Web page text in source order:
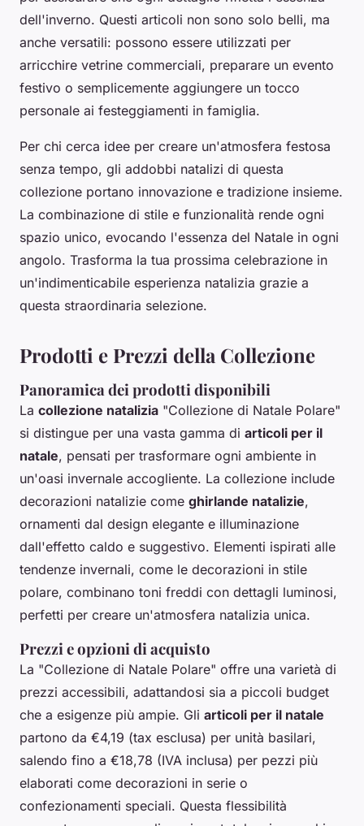
dell'inverno. Questi articoli non sono solo belli, ma
anche versatili: possono essere utilizzati per
arricchire vetrine commerciali, preparare un evento
festivo o semplicemente aggiungere un tocco
personale ai festeggiamenti in famiglia.
Per chi cerca idee per creare un'atmosfera festosa
senza tempo, gli addobbi natalizi di questa
collezione portano innovazione e tradizione insieme.
La combinazione di stile e funzionalità rende ogni
spazio unico, evocando l'essenza del Natale in ogni
angolo. Trasforma la tua prossima celebrazione in
un'indimenticabile esperienza natalizia grazie a
questa straordinaria selezione.
Prodotti e Prezzi della Collezione
Panoramica dei prodotti disponibili
La collezione natalizia "Collezione di Natale Polare"
si distingue per una vasta gamma di articoli per il
natale, pensati per trasformare ogni ambiente in
un'oasi invernale accogliente. La collezione include
decorazioni natalizie come ghirlande natalizie,
ornamenti dal design elegante e illuminazione
dall'effetto caldo e suggestivo. Elementi ispirati alle
tendenze invernali, come le decorazioni in stile
polare, combinano toni freddi con dettagli luminosi,
perfetti per creare un'atmosfera natalizia unica.
Prezzi e opzioni di acquisto
La "Collezione di Natale Polare" offre una varietà di
prezzi accessibili, adattandosi sia a piccoli budget
che a esigenze più ampie. Gli articoli per il natale
partono da €4,19 (tax esclusa) per unità basilari,
salendo fino a €18,78 (IVA inclusa) per pezzi più
elaborati come decorazioni in serie o
confezionamenti speciali. Questa flessibilità